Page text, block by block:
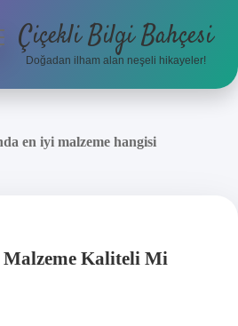
Çiçekli Bilgi Bahçesi
Doğadan ilham alan neşeli hikayeler!
en iyi malzeme hangisi
Malzeme Kaliteli Mi